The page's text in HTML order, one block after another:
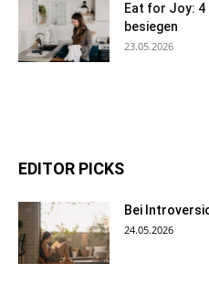
Eat for Joy:
besiegen
23.05.2026
EDITOR PICKS
Bei
24.05.2026